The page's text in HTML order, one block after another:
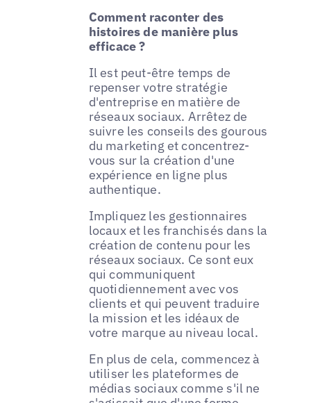
Comment raconter des
histoires de manière plus
efficace ?
Il est peut-être temps de
repenser votre stratégie
d'entreprise en matière de
réseaux sociaux. Arrêtez de
suivre les conseils des gourous
du marketing et concentrez-
vous sur la création d'une
expérience en ligne plus
authentique.
Impliquez les gestionnaires
locaux et les franchisés dans la
création de contenu pour les
réseaux sociaux. Ce sont eux
qui communiquent
quotidiennement avec vos
clients et qui peuvent traduire
la mission et les idéaux de
votre marque au niveau local.
En plus de cela, commencez à
utiliser les plateformes de
médias sociaux comme s'il ne